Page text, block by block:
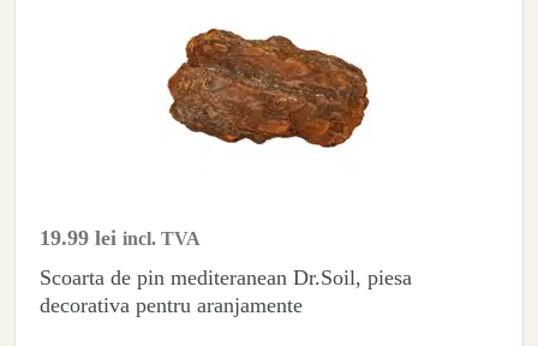
19.99 lei incl. TVA
Scoarta de pin mediteranean Dr.Soil, piesa
decorativa pentru aranjamente